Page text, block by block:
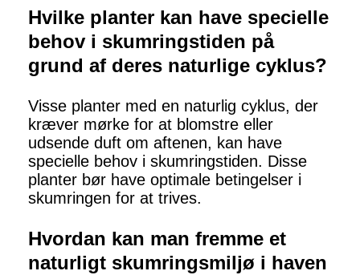
Hvilke planter kan have specielle
behov i skumringstiden på
grund af deres naturlige cyklus?
Visse planter med en naturlig cyklus, der
kræver mørke for at blomstre eller
udsende duft om aftenen, kan have
specielle behov i skumringstiden. Disse
planter bør have optimale betingelser i
skumringen for at trives.
Hvordan kan man fremme et
naturligt skumringsmiljø i haven